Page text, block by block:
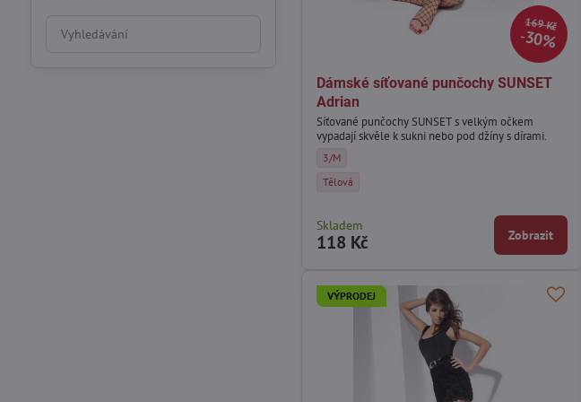
169 Kč
30%
Dámské síťované punčochy SUNSET
Adrian
Síťované punčochy SUNSET s velkým očkem
vypadají skvěle k sukni nebo pod džíny s dírami.
Dámské síťované punčochy SUNSET Adrian - Velikost:
3/M
Dámské síťované punčochy SUNSET Adrian - Barva:
Tělová
Skladem
118 Kč Zobrazit
VÝPRODEJ
Prohledat
výsledky